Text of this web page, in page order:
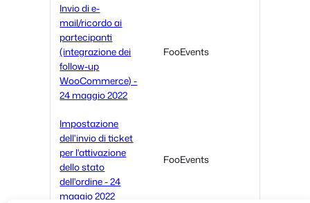
Invio di e-
mail/ricordo ai
partecipanti
(integrazione dei
follow-up
WooCommerce) -
24 maggio 2022
FooEvents
Impostazione
dell'invio di ticket
per l'attivazione
dello stato
dell'ordine - 24
maggio 2022
FooEvents